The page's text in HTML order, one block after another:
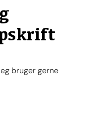
bruger gerne